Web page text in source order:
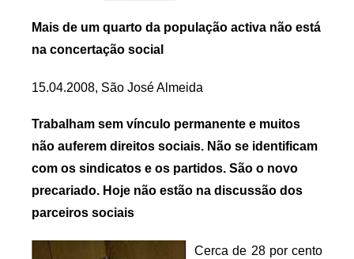
r
e
i
o
i
Mais de um quarto da população activa não está
na concertação social
15.04.2008, São José Almeida
Trabalham sem vínculo permanente e muitos
não auferem direitos sociais. Não se identificam
com os sindicatos e os partidos. São o novo
precariado. Hoje não estão na discussão dos
parceiros sociais
Cerca de 28 por cento